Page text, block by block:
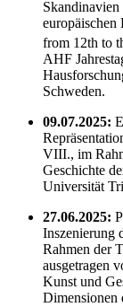
europäischen
from 12th to
AHF
Schweden.
09.07.2025:
VIII., im
Geschichte
Universität
27.06.2025:
Inszenierung
Rahmen der
ausgetragen
Kunst und
Dimensionen